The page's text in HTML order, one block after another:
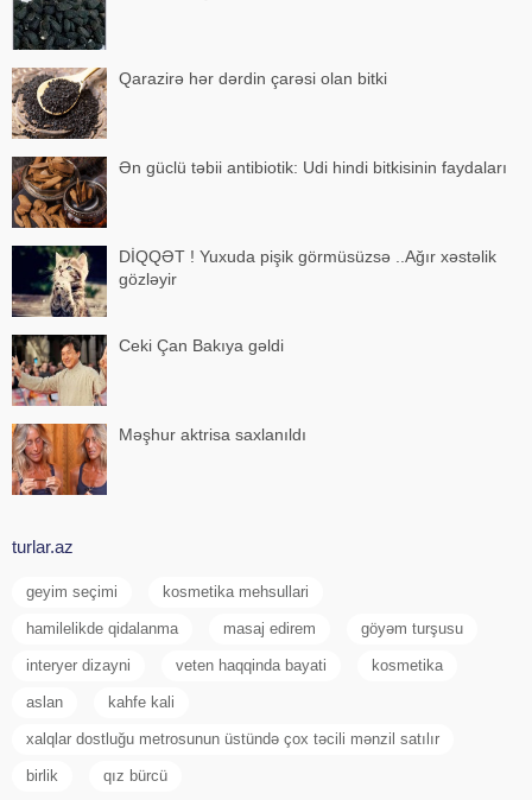
Qarazirə hər dərdin çarəsi olan bitki
Ən güclü təbii antibiotik: Udi hindi bitkisinin faydaları
DİQQƏT ! Yuxuda pişik görmüsüzsə ..Ağır xəstəlik
gözləyir
Ceki Çan Bakıya gəldi
Məşhur aktrisa saxlanıldı
turlar.az
geyim seçimi kosmetika mehsullari
hamilelikde qidalanma masaj edirem göyəm turşusu
interyer dizayni veten haqqinda bayati kosmetika
aslan kahfe kali
xalqlar dostluğu metrosunun üstündə çox təcili mənzil satılır
birlik qız bürcü